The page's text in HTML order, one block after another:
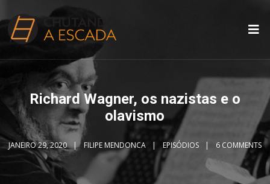
Richard Wagner, os nazistas e o
olavismo
JANEIRO 29, 2020 FILIPE MENDONCA EPISÓDIOS 6 COMMENTS